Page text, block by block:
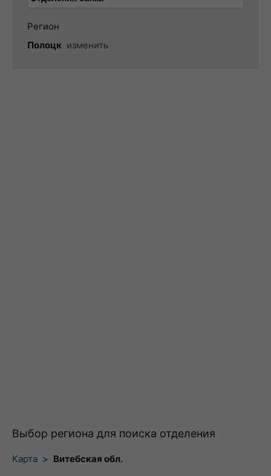
Регион
Полоцк изменить
Выбор региона для поиска отделения
Карта > Витебская обл.